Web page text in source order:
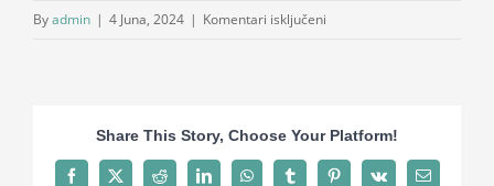
Byadmin | 4 Juna, 2024 | Komentari isključeni
predmetima
Share This Story, Choose Your Platform!
Facebook
X Reddit LinkedInWhatsAppTumblrPinterest
Vk Email